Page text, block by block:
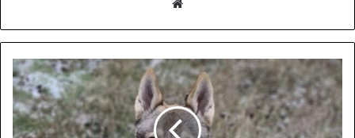
b
s
i
t
e